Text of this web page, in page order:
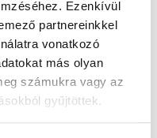
Ezenkívül
partnereinkkel
vonatkozó
más olyan
számukra vagy az
gyűjtöttek.